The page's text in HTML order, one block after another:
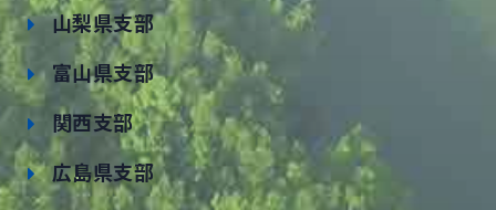
山梨県支部
富山県支部
関西支部
広島県支部